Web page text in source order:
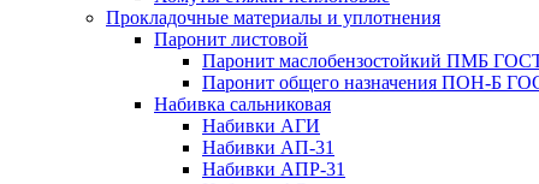
Прокладочные материалы и уплотнения
Паронит листовой
Паронит маслобензостойкий ПМБ
Паронит общего назначения ПОН-Б
Набивка сальниковая
Набивки АГИ
Набивки АП-31
Набивки АПР-31